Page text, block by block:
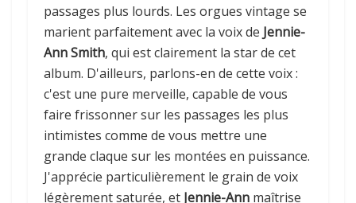
passages plus lourds. Les orgues vintage se
marient parfaitement avec la voix de Jennie-
Ann Smith, qui est clairement la star de cet
album. D'ailleurs, parlons-en de cette voix :
c'est une pure merveille, capable de vous
faire frissonner sur les passages les plus
intimistes comme de vous mettre une
grande claque sur les montées en puissance.
J'apprécie particulièrement le grain de voix
légèrement saturée, et Jennie-Ann maîtrise